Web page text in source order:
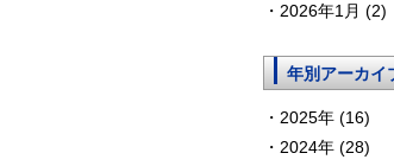
2026年1月 (2)
年別アーカイ
2025年 (16)
2024年 (28)